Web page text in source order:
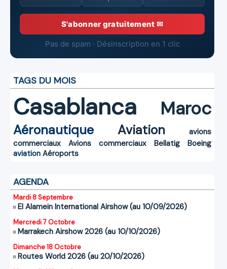
S'abonner gratuitement ✉
Pas de spam · Désinscription en 1 clic
TAGS DU MOIS
Casablanca Maroc
Aéronautique Aviation
avions
commerciaux
Avions commerciaux Bellatig
Boeing
aviation Aéroports
AGENDA
Mardi 8 Septembre
El Alamein International Airshow (au 10/09/2026)
Mercredi 7 Octobre
Marrakech Airshow 2026 (au 10/10/2026)
Dimanche 18 Octobre
Routes World 2026 (au 20/10/2026)